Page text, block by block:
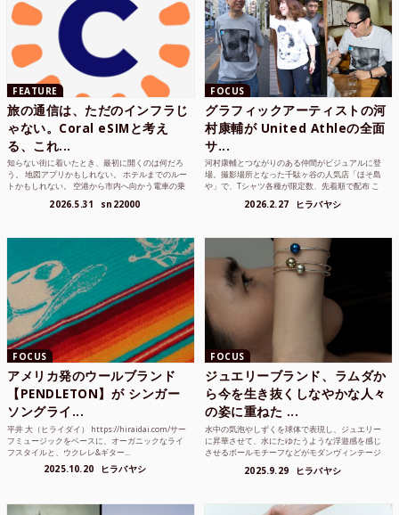
FEATURE
旅の通信は、ただのインフラじ
ゃない。Coral eSIMと考え
る、これ...
知らない街に着いたとき、最初に開くのは何だろ
う。 地図アプリかもしれない。 ホテルまでのルー
トかもしれない。 空港から市内へ向かう電車の乗
2026.5.31 sn22000
FOCUS
グラフィックアーティストの河
村康輔が United Athleの全面
サ...
河村康輔とつながりのある仲間がビジュアルに登
場。撮影場所となった千駄ヶ谷の人気店「ほそ島
や」で、Tシャツ各種が限定数、先着順で配布 こ
2026.2.27 ヒラバヤシ
FOCUS
アメリカ発のウールブランド
【PENDLETON】が シンガー
ソングライ...
平井 大（ヒライダイ） https://hiraidai.com/サー
フミュージックをベースに、オーガニックなライ
フスタイルと、ウクレレ&ギター...
2025.10.20 ヒラバヤシ
FOCUS
ジュエリーブランド、ラムダか
ら今を生き抜くしなやかな人々
の姿に重ねた ...
水中の気泡やしずくを球体で表現し、ジュエリー
に昇華させて、水にたゆたうような浮遊感を感じ
させるボールモチーフなどがモダンヴィンテージ
2025.9.29 ヒラバヤシ